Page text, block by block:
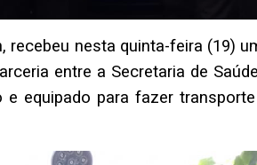
recebeu nesta quinta-feira (19)
entre a Secretaria de
equipado para fazer